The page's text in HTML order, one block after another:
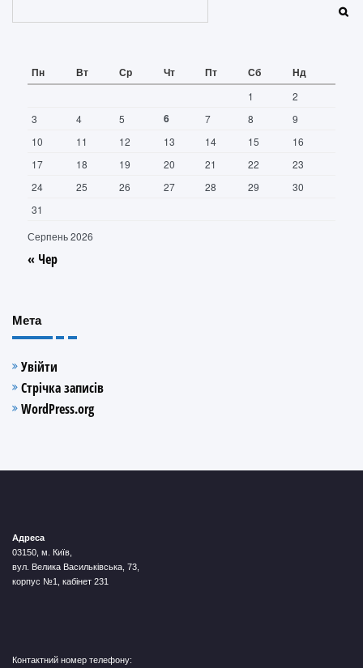
Серпень 2026
Пн Вт Ср Чт Пт Сб Нд
1
2
3
4 5 6 7 8
9
10
11 12 13 14 15
16
17
18 19 20 21 22
23
24
25 26 27 28 29
30
31
« Чер
Мета
Увійти
Стрічка записів
WordPress.org
Адреса
03150, м. Київ,
вул. Велика Васильківська, 73,
корпус №1, кабінет 231
Контактний номер телефону: